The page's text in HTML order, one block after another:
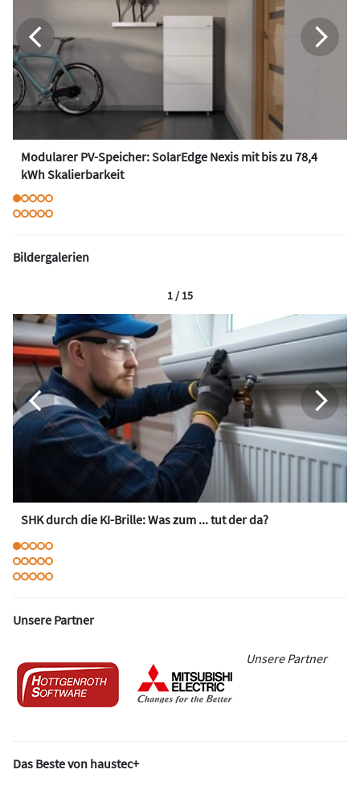
Modularer PV-Speicher: SolarEdge Nexis mit bis zu 78,4
kWh Skalierbarkeit
Bildergalerien
SHK durch die KI-Brille: Was zum ... tut der da?
1 / 15
Unsere Partner
Unsere Partner
Das Beste von haustec+